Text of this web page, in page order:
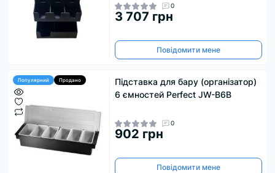
0
3 707 грн
Повідомити мене
Популярний Продано
Підставка для бару (організатор)
6 ємностей Perfect JW-B6B
0
902 грн
Повідомити мене